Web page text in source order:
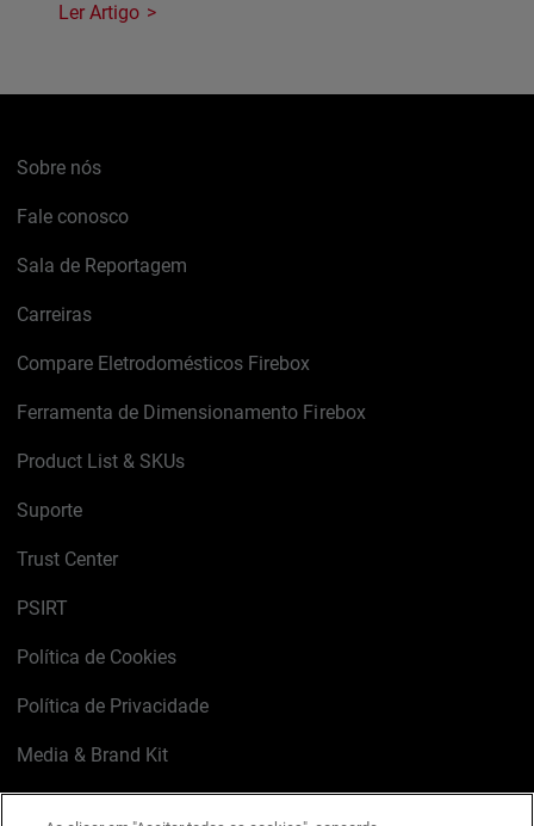
Ler Artigo
Sobre nós
Fale conosco
Sala de Reportagem
Carreiras
Compare Eletrodomésticos Firebox
Ferramenta de Dimensionamento Firebox
Product List & SKUs
Suporte
Trust Center
PSIRT
Política de Cookies
Política de Privacidade
Media & Brand Kit